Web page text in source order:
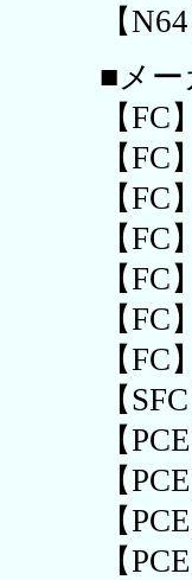
【
■メー
【
【
【
【
【
【
【
【
【
【
【
【